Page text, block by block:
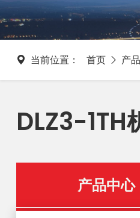
当前位置： 首页 产
DLZ3-1TH
产品中心